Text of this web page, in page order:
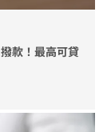
款！最高可貸